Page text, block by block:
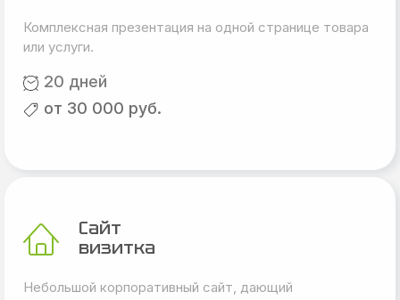
Комплексная презентация на одной странице товара
или услуги.
20 дней
от 30 000 руб.
Сайт
визитка
Небольшой корпоративный сайт, дающий